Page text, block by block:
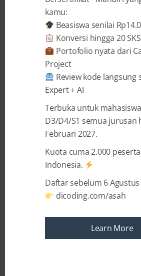
matematika dan informatika
Salah satu cabang dalam ilmu
berkaitan dengan informatika
Sebenarnya bagaimana
bidang ilmu tersebut? Mari
berikut. Sejarah Informatika
pertama kali digunakan pada
kamu:
Beasiswa senilai
Konversi hingga 20 SKS
Portofolio nyata dari
Project
Review kode langsung
Expert + AI
Terbuka untuk
D3/D4/S1 semua jurusan
Februari 2027.
Kuota cuma 2.000
Indonesia.
Daftar sebelum 6 Agustus
dicoding.com/asah
Learn More